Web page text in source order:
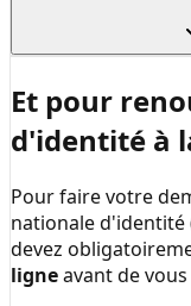
Et pour
d'identité à
Pour faire votre
nationale d'identité
devez
ligneavant de